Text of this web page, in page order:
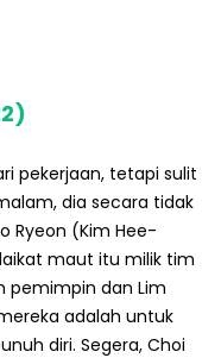
pekerjaan, tetapi sulit
dia secara tidak
Ryeon (Kim Hee-
maut itu milik tim
pemimpin dan Lim
adalah untuk
diri. Segera, Choi